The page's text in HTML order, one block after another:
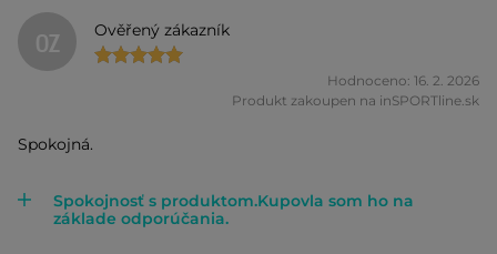
OZ Ověřený zákazník
Hodnoceno: 16. 2. 2026
Produkt zakoupen na inSPORTline.sk
Spokojná.
Spokojnosť s produktom.Kupovla som ho na
základe odporúčania.